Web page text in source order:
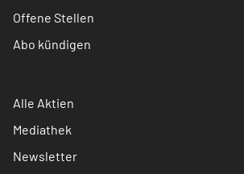
Offene Stellen
Abo kündigen
Alle Aktien
Mediathek
Newsletter